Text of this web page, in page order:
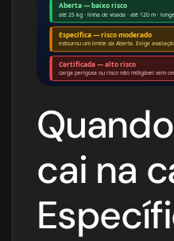
Aberta — baixo risco
até 25 kg · linha de visada · até 120 m ·
Específica — risco moderado
estourou um limite da Aberta. Exige
Certificada — alto risco
carga perigosa ou risco não mitigável sem
cai na